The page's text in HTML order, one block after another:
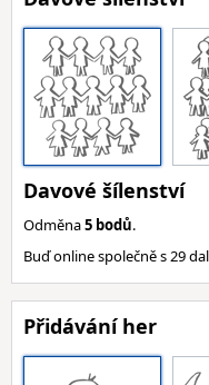
Davové šílenství
Odměna5 bodů.
Buď online společně s 29
Přidávání her